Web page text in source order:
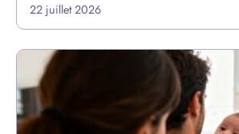
22 juillet 2026